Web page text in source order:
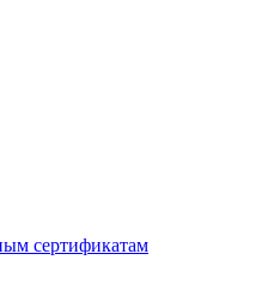
сертификатам